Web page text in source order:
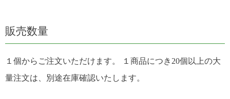
販売数量
１個からご注文いただけます。 １商品につき20個以上の大
量注文は、別途在庫確認いたします。